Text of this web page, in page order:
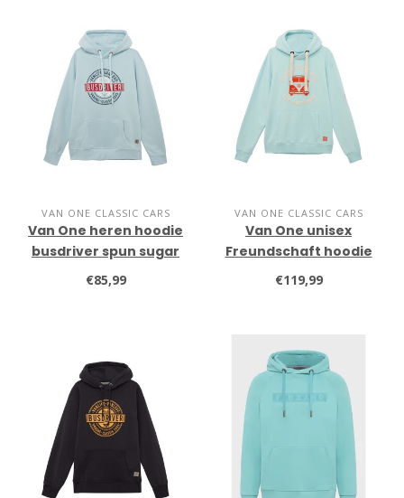
VAN ONE CLASSIC CARS
Van One heren hoodie
busdriver spun sugar
€85,99
VAN ONE CLASSIC CARS
Van One unisex
Freundschaft hoodie
spun sugar
€119,99